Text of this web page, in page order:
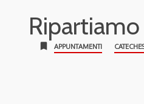
bookmark APPUNTAMENTI